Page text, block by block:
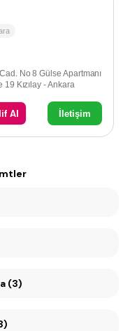
Liman Pazarı 4.kat Daire 19 Kızılay - Ankara
Al İletişim
(3)